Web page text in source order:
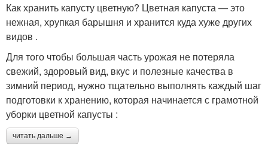
Как хранить капусту цветную? Цветная капуста — это
нежная, хрупкая барышня и хранится куда хуже других
видов .
Для того чтобы большая часть урожая не потеряла
свежий, здоровый вид, вкус и полезные качества в
зимний период, нужно тщательно выполнять каждый шаг
подготовки к хранению, которая начинается с грамотной
уборки цветной капусты :
читать дальше →